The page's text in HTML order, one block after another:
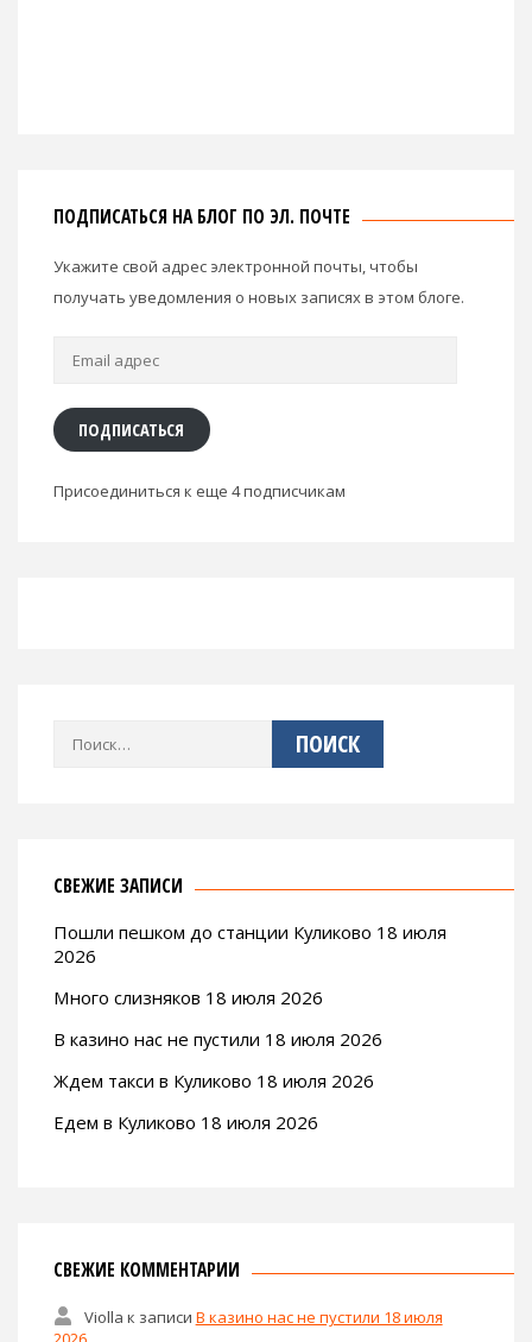
ПОДПИСАТЬСЯ НА БЛОГ ПО ЭЛ. ПОЧТЕ
Укажите свой адрес электронной почты, чтобы
получать уведомления о новых записях в этом блоге.
Email
ПОДПИСАТЬСЯ
Присоединиться к еще 4 подписчикам
Найти:
СВЕЖИЕ ЗАПИСИ
Пошли пешком до станции Куликово 18 июля
2026
Много слизняков 18 июля 2026
В казино нас не пустили 18 июля 2026
Ждем такси в Куликово 18 июля 2026
Едем в Куликово 18 июля 2026
СВЕЖИЕ КОММЕНТАРИИ
Violla к записи В казино нас не пустили 18 июля